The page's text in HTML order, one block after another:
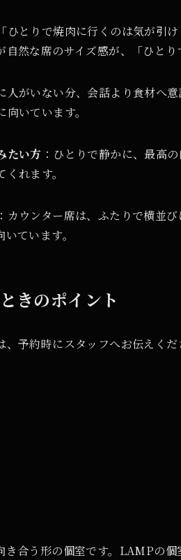
ひとりで焼肉に行くのは気が引
然な席のサイズ感が、「ひとり
人がいない分、会話より食材へ
いています。
たい方 ：ひとりで静かに、最高
れます。
：カウンター席は、ふたりで横並
ています。
きのポイント
、予約時にスタッフへお伝えく
合う形の個室です。LAMPの個